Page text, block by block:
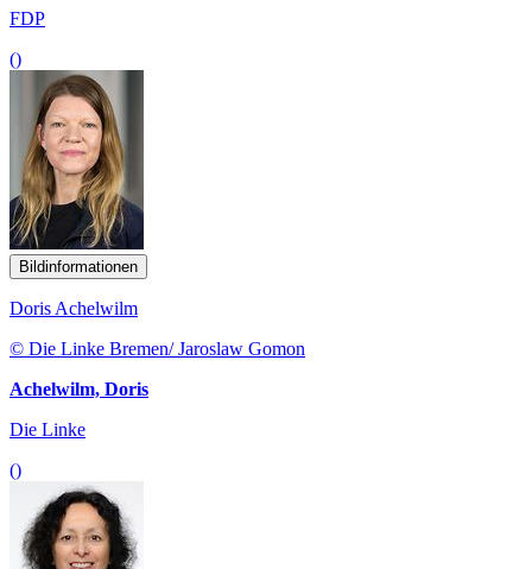
FDP
()
Bildinformationen
Doris Achelwilm
© Die Linke Bremen/ Jaroslaw Gomon
Achelwilm, Doris
Die Linke
()